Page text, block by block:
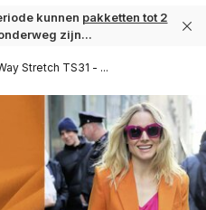
kunnen pakketten tot 2
zijn...
Stretch TS31 - ...